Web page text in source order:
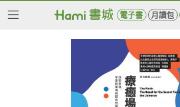
電子書 月讀包